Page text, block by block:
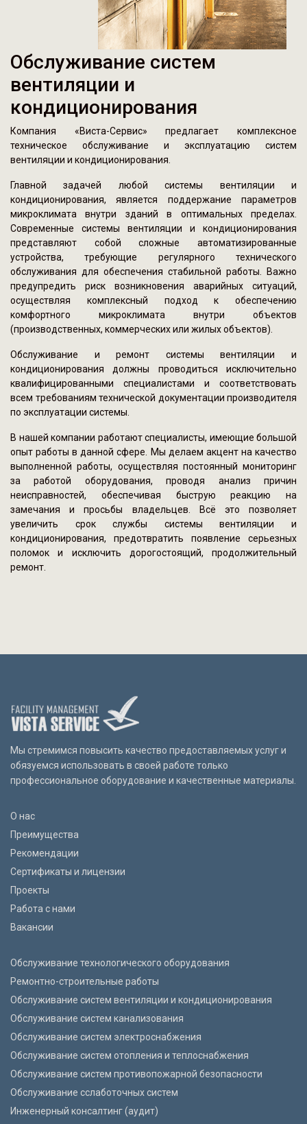
Обслуживание систем
вентиляции и
кондиционирования
Компания «Виста-Сервис» предлагает комплексное
техническое обслуживание и эксплуатацию систем
вентиляции и кондиционирования.
Главной задачей любой системы вентиляции и
кондиционирования, является поддержание параметров
микроклимата внутри зданий в оптимальных пределах.
Современные системы вентиляции и кондиционирования
представляют собой сложные автоматизированные
устройства, требующие регулярного технического
обслуживания для обеспечения стабильной работы. Важно
предупредить риск возникновения аварийных ситуаций,
осуществляя комплексный подход к обеспечению
комфортного микроклимата внутри объектов
(производственных, коммерческих или жилых объектов).
Обслуживание и ремонт системы вентиляции и
кондиционирования должны проводиться исключительно
квалифицированными специалистами и соответствовать
всем требованиям технической документации производителя
по эксплуатации системы.
В нашей компании работают специалисты, имеющие большой
опыт работы в данной сфере. Мы делаем акцент на качество
выполненной работы, осуществляя постоянный мониторинг
за работой оборудования, проводя анализ причин
неисправностей, обеспечивая быструю реакцию на
замечания и просьбы владельцев. Всё это позволяет
увеличить срок службы системы вентиляции и
кондиционирования, предотвратить появление серьезных
поломок и исключить дорогостоящий, продолжительный
ремонт.
Мы стремимся повысить качество предоставляемых услуг и
обязуемся использовать в своей работе только
профессиональное оборудование и качественные материалы.
О нас
Преимущества
Рекомендации
Сертификаты и лицензии
Проекты
Работа с нами
Вакансии
Обслуживание технологического оборудования
Ремонтно-строительные работы
Обслуживание систем вентиляции и кондиционирования
Обслуживание систем канализования
Обслуживание систем электроснабжения
Обслуживание систем отопления и теплоснабжения
Обслуживание систем противопожарной безопасности
Обслуживание cслаботочных систем
Инженерный консалтинг (аудит)